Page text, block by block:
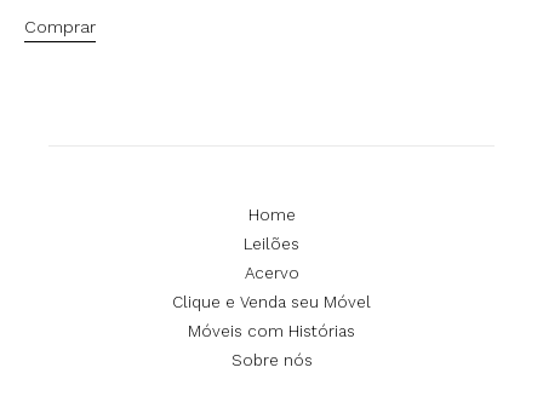
Comprar
Home
Leilões
Acervo
Clique e Venda seu Móvel
Móveis com Histórias
Sobre nós